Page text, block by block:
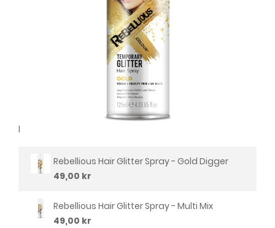
l
Rebellious Hair Glitter Spray - Gold Digger
49,00 kr
Rebellious Hair Glitter Spray - Multi Mix
49,00 kr